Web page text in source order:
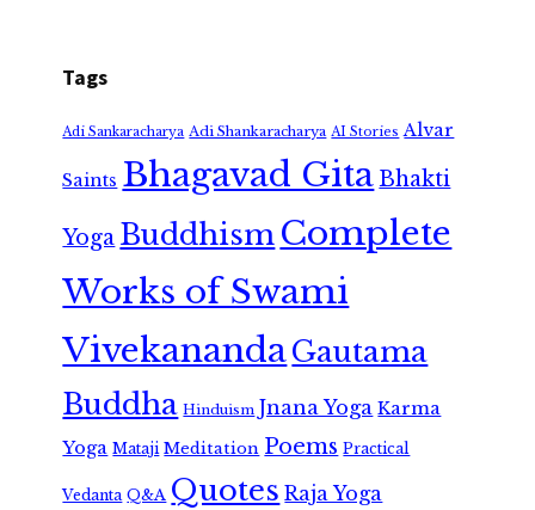
Tags
Adi Sankaracharya Adi Shankaracharya AI Stories Alvar
Saints Bhagavad GitaBhakti
Yoga Buddhism Complete
Works of Swami
VivekanandaGautama
Buddha Hinduism Jnana Yoga Karma
Yoga Mataji Meditation Poems Practical
Vedanta Q&A Quotes Raja Yoga